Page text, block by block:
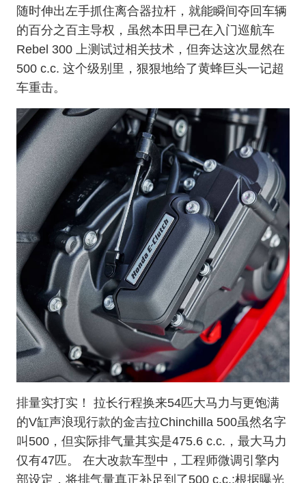
随时伸出左手抓住离合器拉杆，就能瞬间夺回车辆
的百分之百主导权，虽然本田早已在入门巡航车
Rebel 300 上测试过相关技术，但奔达这次显然在
500 c.c. 这个级别里，狠狠地给了黄蜂巨头一记超
车重击。
排量实打实！ 拉长行程换来54匹大马力与更饱满
的V缸声浪现行款的金吉拉Chinchilla 500虽然名字
叫500，但实际排气量其实是475.6 c.c.，最大马力
仅有47匹。 在大改款车型中，工程师微调引擎内
部设定，将排气量真正补足到了500 c.c.;根据曝光